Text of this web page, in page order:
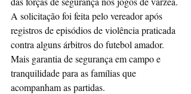
A solicitação foi feita pelo vereador após
registros de episódios de violência praticada
contra alguns árbitros do futebol amador.
Mais garantia de segurança em campo e
tranquilidade para as famílias que
acompanham as partidas.